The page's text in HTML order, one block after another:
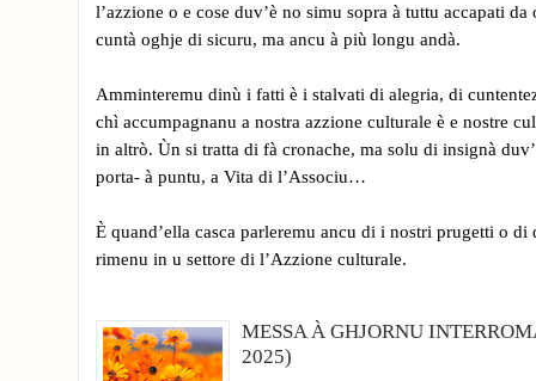
l’azzione o e cose duv’è no simu sopra à tuttu accapati
cuntà oghje di sicuru, ma ancu à più longu andà.
Amminteremu dinù i fatti è i stalvati di alegria, di
chì accumpagnanu a nostra azzione culturale è e nostre
in altrò. Ùn si tratta di fà cronache, ma solu di insignà
porta- à puntu, a Vita di l’Associu…
È quand’ella casca parleremu ancu di i nostri prugetti o
rimenu in u settore di l’Azzione culturale.
MESSA À GHJORNU
2025)